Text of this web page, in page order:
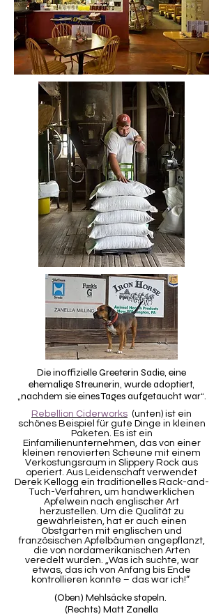
Die inoffizielle Greeterin Sadie, eine
ehemalige Streunerin, wurde adoptiert,
„nachdem sie eines Tages aufgetaucht war“.
Rebellion Ciderworks (unten) ist ein
schönes Beispiel für gute Dinge in kleinen
Paketen. Es ist ein
Einfamilienunternehmen, das von einer
kleinen renovierten Scheune mit einem
Verkostungsraum in Slippery Rock aus
operiert. Aus Leidenschaft verwendet
Derek Kellogg ein traditionelles Rack-and-
Tuch-Verfahren, um handwerklichen
Apfelwein nach englischer Art
herzustellen. Um die Qualität zu
gewährleisten, hat er auch einen
Obstgarten mit englischen und
französischen Apfelbäumen angepflanzt,
die von nordamerikanischen Arten
veredelt wurden. „Was ich suchte, war
etwas, das ich von Anfang bis Ende
kontrollieren konnte – das war ich!“
(Oben) Mehlsäcke stapeln.
(Rechts) Matt Zanella